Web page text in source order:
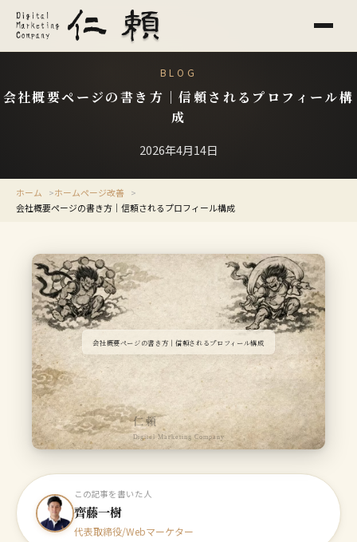
BLOG
会社概要ページの書き方｜信頼されるプロフィール構
成
2026年4月14日
ホーム
ホームページ改善
会社概要ページの書き方｜信頼されるプロフィール構成
会社概要ページの書き方｜信頼されるプロフィール構成
仁頼
Digital Marketing Company
この記事を書いた人
齊藤一樹
代表取締役/Webマーケター